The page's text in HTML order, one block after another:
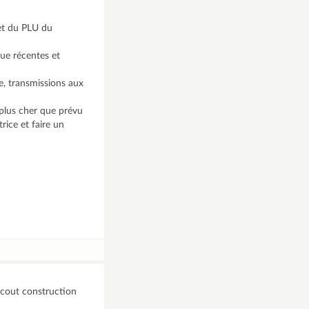
du PLU du
récentes et
transmissions aux
cher que prévu
et faire un
construction